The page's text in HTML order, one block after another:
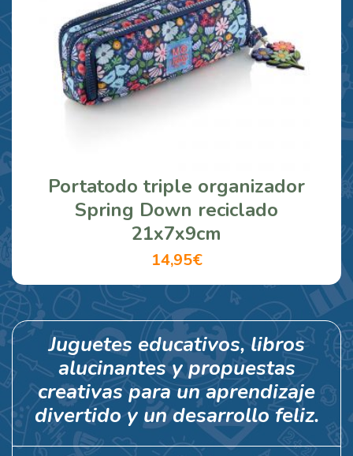
Portatodo triple organizador
Spring Down reciclado
21x7x9cm
14,95€
Juguetes educativos, libros
alucinantes y propuestas
creativas para un aprendizaje
divertido y un desarrollo feliz.